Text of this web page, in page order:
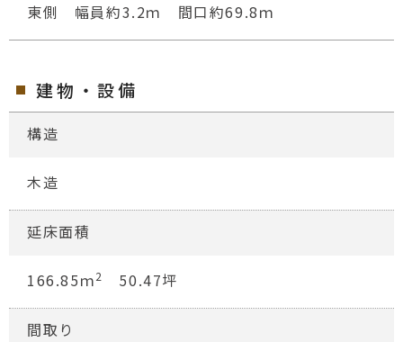
東側 幅員約3.2ｍ 間口約69.8ｍ
建物・設備
構造
木造
延床面積
166.85ｍ2 50.47坪
間取り